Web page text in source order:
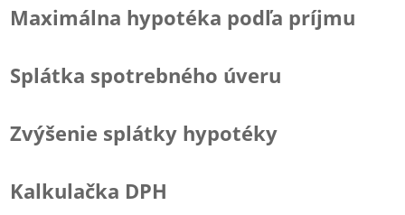
Maximálna hypotéka podľa príjmu
Splátka spotrebného úveru
Zvýšenie splátky hypotéky
Kalkulačka DPH